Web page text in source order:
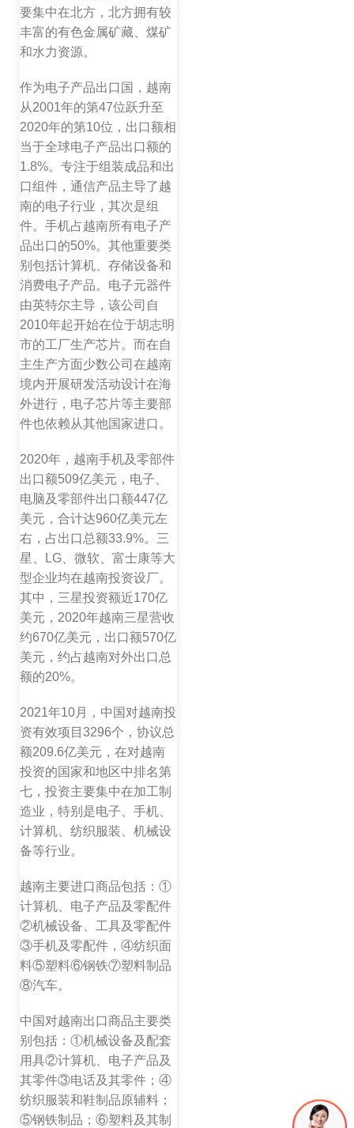
要集中在北方，北方拥有较
丰富的有色金属矿藏、煤矿
和水力资源。
作为电子产品出口国，越南
从2001年的第47位跃升至
2020年的第10位，出口额相
当于全球电子产品出口额的
1.8%。专注于组装成品和出
口组件，通信产品主导了越
南的电子行业，其次是组
件。手机占越南所有电子产
品出口的50%。其他重要类
别包括计算机、存储设备和
消费电子产品。电子元器件
由英特尔主导，该公司自
2010年起开始在位于胡志明
市的工厂生产芯片。而在自
主生产方面少数公司在越南
境内开展研发活动设计在海
外进行，电子芯片等主要部
件也依赖从其他国家进口。
2020年，越南手机及零部件
出口额509亿美元，电子、
电脑及零部件出口额447亿
美元，合计达960亿美元左
右，占出口总额33.9%。三
星、LG、微软、富士康等大
型企业均在越南投资设厂。
其中，三星投资额近170亿
美元，2020年越南三星营收
约670亿美元，出口额570亿
美元，约占越南对外出口总
额的20%。
2021年10月，中国对越南投
资有效项目3296个，协议总
额209.6亿美元，在对越南
投资的国家和地区中排名第
七，投资主要集中在加工制
造业，特别是电子、手机、
计算机、纺织服装、机械设
备等行业。
越南主要进口商品包括：①
计算机、电子产品及零配件
②机械设备、工具及零配件
③手机及零配件，④纺织面
料⑤塑料⑥钢铁⑦塑料制品
⑧汽车。
中国对越南出口商品主要类
别包括：①机械设备及配套
用具②计算机、电子产品及
其零件③电话及其零件；④
纺织服装和鞋制品原辅料；
⑤钢铁制品；⑥塑料及其制